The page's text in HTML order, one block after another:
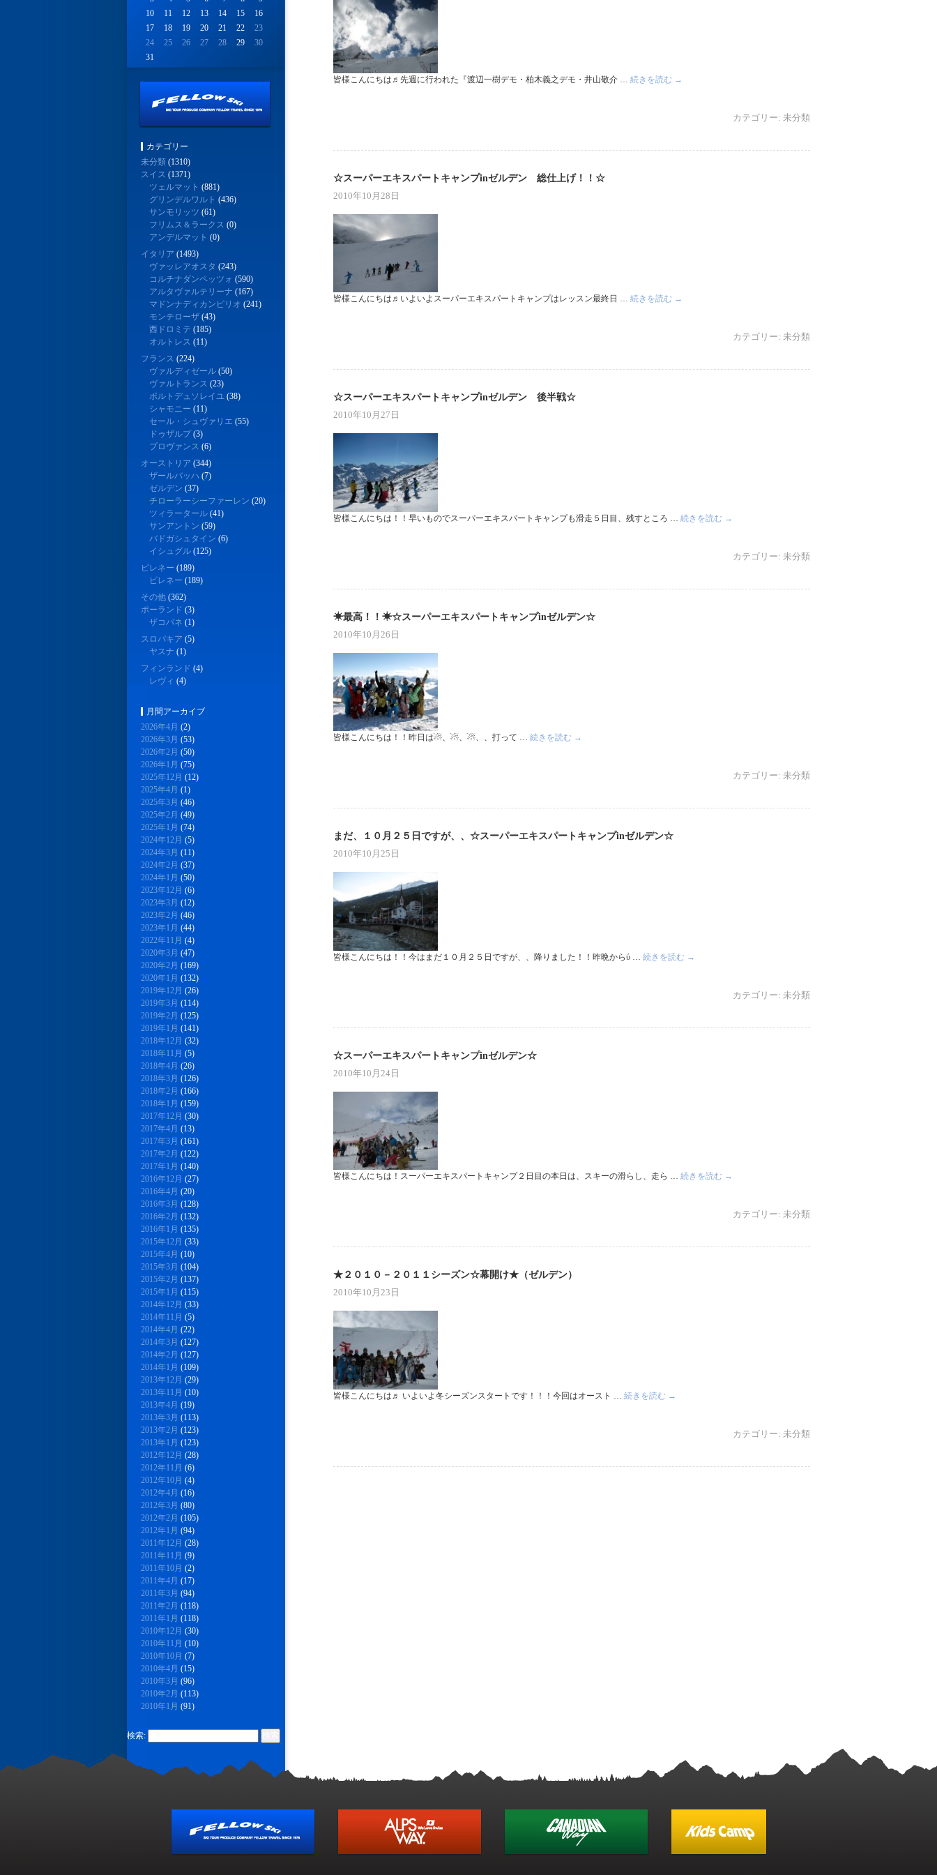
皆様こんにちは♬先週に行われた『渡辺一樹デモ・柏木義之デモ・井山敬介 … 続きを読む →
カテゴリー: 未分類
☆スーパーエキスパートキャンプinゼルデン 総仕上げ！！☆
2010年10月28日
皆様こんにちは♬いよいよスーパーエキスパートキャンプはレッスン最終日 … 続きを読む →
カテゴリー: 未分類
☆スーパーエキスパートキャンプinゼルデン 後半戦☆
2010年10月27日
皆様こんにちは！！早いものでスーパーエキスパートキャンプも滑走５日目、残すところ … 続きを読む →
カテゴリー: 未分類
☀最高！！☀☆スーパーエキスパートキャンプinゼルデン☆
2010年10月26日
皆様こんにちは！！昨日は☃、☃、☃、、打って … 続きを読む →
カテゴリー: 未分類
まだ、１０月２５日ですが、、☆スーパーエキスパートキャンプinゼルデン☆
2010年10月25日
皆様こんにちは！！今はまだ１０月２５日ですが、、降りました！！昨晩からύ … 続きを読む →
カテゴリー: 未分類
☆スーパーエキスパートキャンプinゼルデン☆
2010年10月24日
皆様こんにちは！スーパーエキスパートキャンプ２日目の本日は、スキーの滑らし、走ら … 続きを読む →
カテゴリー: 未分類
★２０１０－２０１１シーズン☆幕開け★（ゼルデン）
2010年10月23日
皆様こんにちは♬ いよいよ冬シーズンスタートです！！！今回はオースト … 続きを読む →
カテゴリー: 未分類
10
11 12 13 14 15
16
17
18 19 20 21 22
23
24
25 26 27 28 29
30
31
カテゴリー
未分類 (1310)
スイス (1371)
ツェルマット (881)
グリンデルワルト (436)
サンモリッツ (61)
フリムス＆ラークス (0)
アンデルマット (0)
イタリア (1493)
ヴァッレアオスタ (243)
コルチナダンペッツォ (590)
アルタヴァルテリーナ (167)
マドンナディカンピリオ (241)
モンテローザ (43)
西ドロミテ (185)
オルトレス (11)
フランス (224)
ヴァルディゼール (50)
ヴァルトランス (23)
ポルトデュソレイユ (38)
シャモニー (11)
セール・シュヴァリエ (55)
ドゥザルプ(3)
プロヴァンス (6)
オーストリア (344)
ザールバッハ (7)
ゼルデン (37)
チローラーシーファーレン (20)
ツィラータール (41)
サンアントン (59)
バドガシュタイン (6)
イシュグル (125)
ピレネー (189)
ピレネー (189)
その他 (362)
ポーランド (3)
ザコパネ (1)
スロバキア (5)
ヤスナ (1)
フィンランド (4)
レヴィ (4)
月間アーカイブ
2026年4月 (2)
2026年3月 (53)
2026年2月 (50)
2026年1月 (75)
2025年12月 (12)
2025年4月 (1)
2025年3月 (46)
2025年2月 (49)
2025年1月 (74)
2024年12月 (5)
2024年3月 (11)
2024年2月 (37)
2024年1月 (50)
2023年12月 (6)
2023年3月 (12)
2023年2月 (46)
2023年1月 (44)
2022年11月 (4)
2020年3月 (47)
2020年2月 (169)
2020年1月 (132)
2019年12月 (26)
2019年3月 (114)
2019年2月 (125)
2019年1月 (141)
2018年12月 (32)
2018年11月 (5)
2018年4月 (26)
2018年3月 (126)
2018年2月 (166)
2018年1月 (159)
2017年12月 (30)
2017年4月 (13)
2017年3月 (161)
2017年2月 (122)
2017年1月 (140)
2016年12月 (27)
2016年4月 (20)
2016年3月 (128)
2016年2月 (132)
2016年1月 (135)
2015年12月 (33)
2015年4月 (10)
2015年3月 (104)
2015年2月 (137)
2015年1月 (115)
2014年12月 (33)
2014年11月 (5)
2014年4月 (22)
2014年3月 (127)
2014年2月 (127)
2014年1月 (109)
2013年12月 (29)
2013年11月 (10)
2013年4月 (19)
2013年3月 (113)
2013年2月 (123)
2013年1月 (123)
2012年12月 (28)
2012年11月 (6)
2012年10月 (4)
2012年4月 (16)
2012年3月 (80)
2012年2月 (105)
2012年1月 (94)
2011年12月 (28)
2011年11月 (9)
2011年10月 (2)
2011年4月 (17)
2011年3月 (94)
2011年2月 (118)
2011年1月 (118)
2010年12月 (30)
2010年11月 (10)
2010年10月 (7)
2010年4月 (15)
2010年3月 (96)
2010年2月 (113)
2010年1月 (91)
検索: